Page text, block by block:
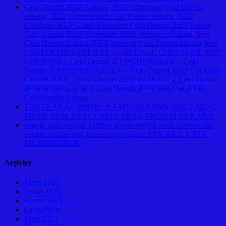
Çeki Demiri JEEP Ankara ,JEEP Cherokee Çeki Demiri
ankara, JEEP Commander Çeki Demiri ankara, JEEP
Compass JEEP Grand Cherokee Çeki Demiri JEEP Patriot
Çeki Demiri JEEP Renegade JEEP Wrangler Ankara, jeep
Çeki Demiri Ankara JEEP Avenger Çeki Demiri ankara,Jeep
ÇEKİ DEMİRLERİ JEEP – Çeki Demiri CHRYSLER JEEP
COMPASS – Çeki Demiri JEEP CHEROKEE – Çeki
Demiri JEEP COMMANDER – Çeki Demiri JEEP GRAND
CHEROKEE – Çeki Demiri JEEP PATRIOT – Çeki Demiri
JEEP RENEGADE – Çeki Demiri JEEP WRANGLER –
Çeki Demiri Ankara,
TENTE ARAÇ PROJE+KAMYON KAMYONET ARAÇ
PROJE TÜM ARAÇLARIN ARAÇ PROJESİ ANKARA
engelli aracı projesi Tertibat aparat engelli aracı ekipmanları
söküm montaj araç tadilat proje çizimi ANKARA. USTA
MÜHENDİSLİK
Arşivler
Ekim 2025
Şubat 2025
Kasım 2024
Ocak 2024
Mart 2023